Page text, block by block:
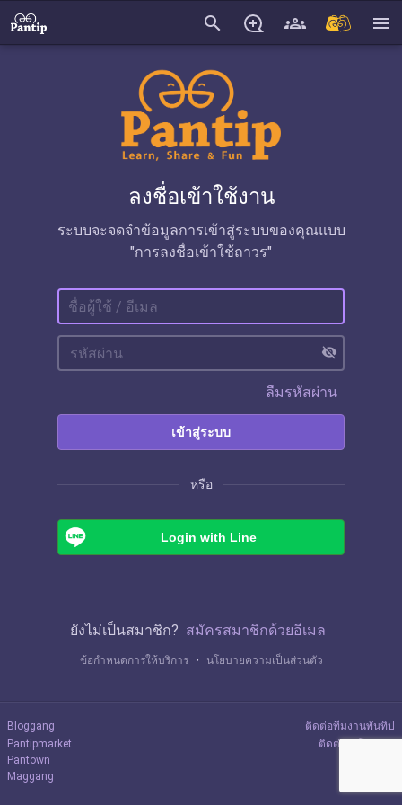
search menu
ลงชื่อเข้าใช้งาน
ระบบจะจดจำข้อมูลการเข้าสู่ระบบของคุณแบบ
"การลงชื่อเข้าใช้ถาวร"
visibility_off
ลืมรหัสผ่าน
เข้าสู่ระบบ
หรือ
Login with Line
ยังไม่เป็นสมาชิก? สมัครสมาชิกด้วยอีเมล
ข้อกำหนดการให้บริการ ・ นโยบายความเป็นส่วนตัว
Bloggang
Pantipmarket
Pantown
Maggang
ติดต่อทีมงานพันทิป
ติดต่อลงโฆษณา